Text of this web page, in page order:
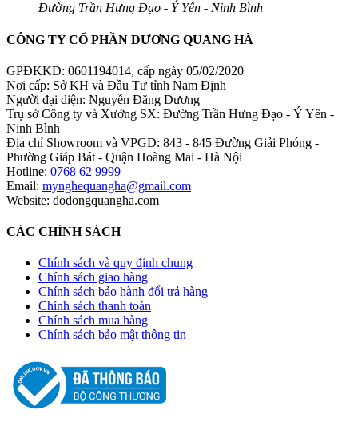
Đường Trần Hưng Đạo - Ý Yên - Ninh Bình
CÔNG TY CỔ PHẦN DƯƠNG QUANG HÀ
GPĐKKD: 0601194014, cấp ngày 05/02/2020
Nơi cấp: Sở KH và Đầu Tư tỉnh Nam Định
Người đại diện: Nguyễn Đăng Dương
Trụ sở Công ty và Xưởng SX: Đường Trần Hưng Đạo - Ý Yên -
Ninh Bình
Địa chỉ Showroom và VPGD: 843 - 845 Đường Giải Phóng -
Phường Giáp Bát - Quận Hoàng Mai - Hà Nội
Hotline: 0768 62 9999
Email: mynghequangha@gmail.com
Website: dodongquangha.com
CÁC CHÍNH SÁCH
Chính sách và quy định chung
Chính sách giao hàng
Chính sách bảo hành đổi trả hàng
Chính sách thanh toán
Chính sách mua hàng
Chính sách bảo mật thông tin